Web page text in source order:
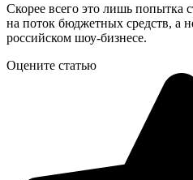
Скорее всего это лишь попытка
на поток бюджетных средств, а
российском шоу-бизнесе.
Оцените статью